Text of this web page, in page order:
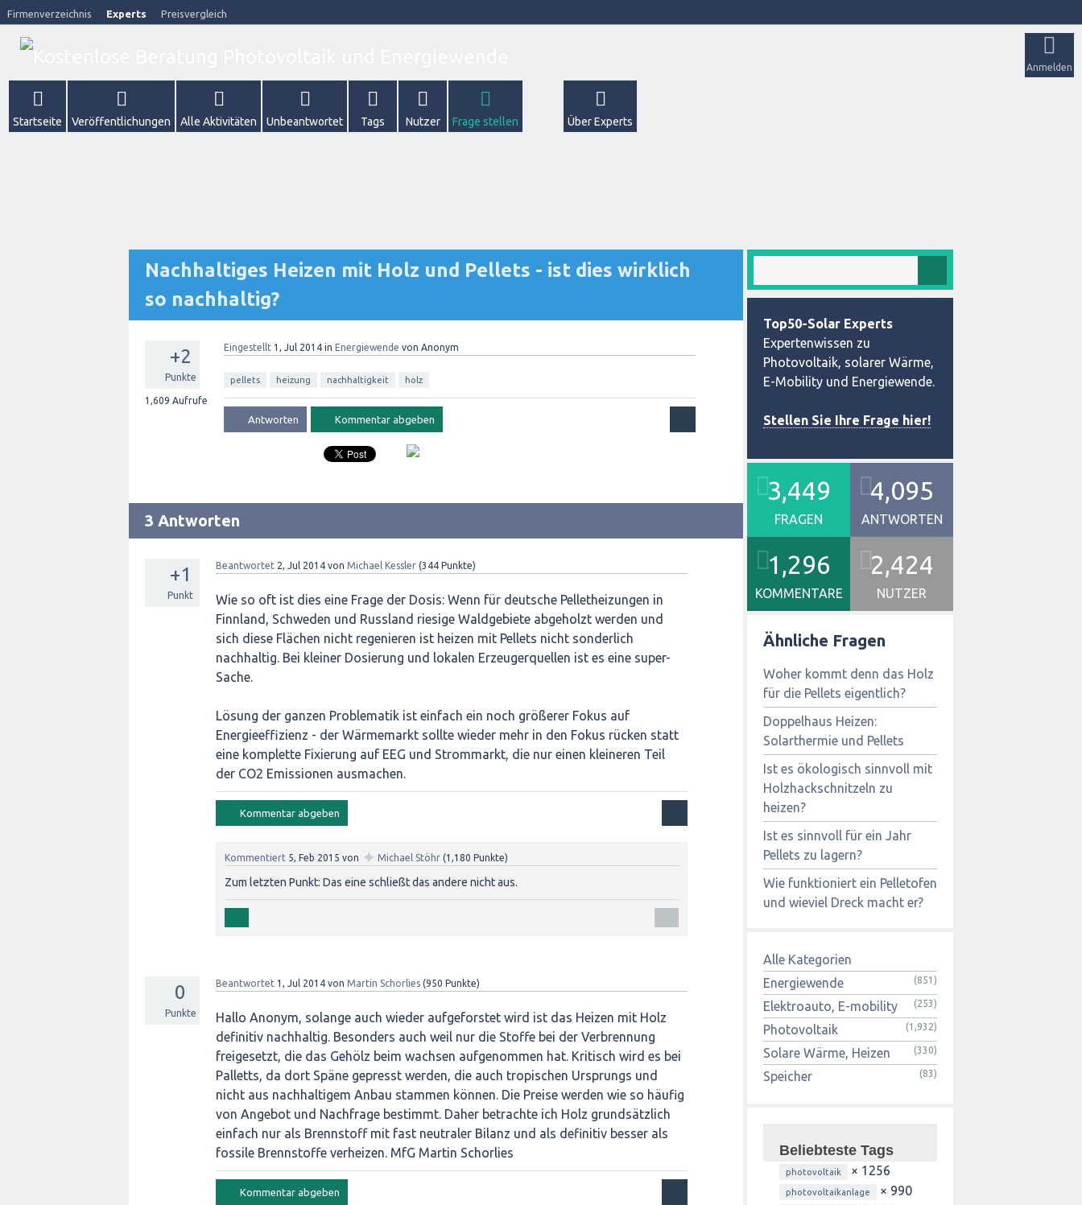
Firmenverzeichnis Experts Preisvergleich
Anmelden
Startseite Veröffentlichungen Alle Aktivitäten Unbeantwortet Tags Nutzer Frage stellen Über Experts
Nachhaltiges Heizen mit Holz und Pellets - ist dies wirklich
so nachhaltig?
+2
Punkte
1,609 Aufrufe
Eingestellt 1, Jul 2014 in Energiewende von Anonym
pellets heizung nachhaltigkeit holz
3 Antworten
+1
Punkt
Beantwortet 2, Jul 2014 von Michael Kessler (344 Punkte)
Wie so oft ist dies eine Frage der Dosis: Wenn für deutsche Pelletheizungen in
Finnland, Schweden und Russland riesige Waldgebiete abgeholzt werden und
sich diese Flächen nicht regenieren ist heizen mit Pellets nicht sonderlich
nachhaltig. Bei kleiner Dosierung und lokalen Erzeugerquellen ist es eine super-
Sache.
Lösung der ganzen Problematik ist einfach ein noch größerer Fokus auf
Energieeffizienz - der Wärmemarkt sollte wieder mehr in den Fokus rücken statt
eine komplette Fixierung auf EEG und Strommarkt, die nur einen kleineren Teil
der CO2 Emissionen ausmachen.
Kommentiert 5, Feb 2015 von ✦ Michael Stöhr (1,180 Punkte)
Zum letzten Punkt: Das eine schließt das andere nicht aus.
0
Punkte
Beantwortet 1, Jul 2014 von Martin Schorlies (950 Punkte)
Hallo Anonym, solange auch wieder aufgeforstet wird ist das Heizen mit Holz
definitiv nachhaltig. Besonders auch weil nur die Stoffe bei der Verbrennung
freigesetzt, die das Gehölz beim wachsen aufgenommen hat. Kritisch wird es bei
Palletts, da dort Späne gepresst werden, die auch tropischen Ursprungs und
nicht aus nachhaltigem Anbau stammen können. Die Preise werden wie so häufig
von Angebot und Nachfrage bestimmt. Daher betrachte ich Holz grundsätzlich
einfach nur als Brennstoff mit fast neutraler Bilanz und als definitiv besser als
fossile Brennstoffe verheizen. MfG Martin Schorlies
Top50-Solar Experts
Expertenwissen zu
Photovoltaik, solarer Wärme,
E-Mobility und Energiewende.
Stellen Sie Ihre Frage hier!
3,449
FRAGEN
4,095
ANTWORTEN
1,296
KOMMENTARE
2,424
NUTZER
Ähnliche Fragen
Woher kommt denn das Holz
für die Pellets eigentlich?
Doppelhaus Heizen:
Solarthermie und Pellets
Ist es ökologisch sinnvoll mit
Holzhackschnitzeln zu
heizen?
Ist es sinnvoll für ein Jahr
Pellets zu lagern?
Wie funktioniert ein Pelletofen
und wieviel Dreck macht er?
Alle Kategorien
Energiewende
(851)
Elektroauto, E-mobility (253)
Photovoltaik (1,932)
Solare Wärme, Heizen (330)
Speicher (83)
Beliebteste Tags
photovoltaik × 1256
photovoltaikanlage × 990